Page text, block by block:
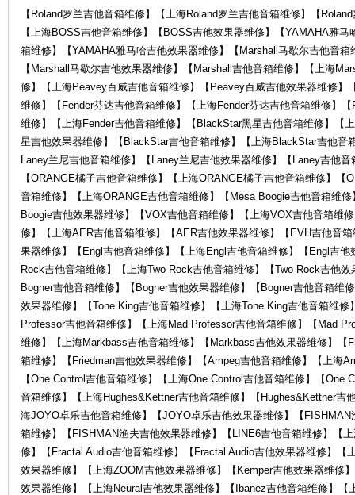
【Roland罗兰吉他音箱维修】【上海Roland罗兰吉他音箱维修】【
【上海BOSS吉他音箱维修】【BOSS吉他效果器维修】【YAMAHA雅
箱维修】【YAMAHA雅马哈吉他效果器维修】【Marshall马歇尔吉他音
【Marshall马歇尔吉他效果器维修】【Marshall吉他音箱维修】【上海
修】【上海Peavey百威吉他音箱维修】【Peavey百威吉他效果器维修
维修】【Fender芬达吉他音箱维修】【上海Fender芬达吉他音箱维修】
维修】【上海Fender吉他音箱维修】【BlackStar黑星吉他音箱维修】【
星吉他效果器维修】【BlackStar吉他音箱维修】【上海BlackStar吉他音
Laney兰尼吉他音箱维修】【Laney兰尼吉他效果器维修】【Laney吉他
【ORANGE橘子吉他音箱维修】【上海ORANGE橘子吉他音箱维修】
音箱维修】【上海ORANGE吉他音箱维修】【Mesa Boogie吉他音箱维
Boogie吉他效果器维修】【VOX吉他音箱维修】【上海VOX吉他音箱维
修】【上海AER吉他音箱维修】【AER吉他效果器维修】【EVH吉他音
果器维修】【Engl吉他音箱维修】【上海Engl吉他音箱维修】【Engl吉
Rock吉他音箱维修】【上海Two Rock吉他音箱维修】【Two Rock吉他
Bogner吉他音箱维修】【Bogner吉他效果器维修】【Bogner吉他音箱维
效果器维修】【Tone King吉他音箱维修】【上海Tone King吉他音箱维
Professor吉他音箱维修】【上海Mad Professor吉他音箱维修】【Mad
维修】【上海Markbass吉他音箱维修】【Markbass吉他效果器维修】【
箱维修】【Friedman吉他效果器维修】【Ampeg吉他音箱维修】【上海
【One Control吉他音箱维修】【上海One Control吉他音箱维修】【One
音箱维修】【上海Hughes&Kettner吉他音箱维修】【Hughes&Kettner吉
海JOYO卓乐吉他音箱维修】【JOYO卓乐吉他效果器维修】【
箱维修】【FISHMAN渔夫吉他效果器维修】【LINE6吉他音箱维修】【
修】【Fractal Audio吉他音箱维修】【Fractal Audio吉他效果器维修】【
效果器维修】【上海ZOOM吉他效果器维修】【Kemper吉他效果器维修
效果器维修】【上海Neural吉他效果器维修】【Ibanez吉他音箱维修】